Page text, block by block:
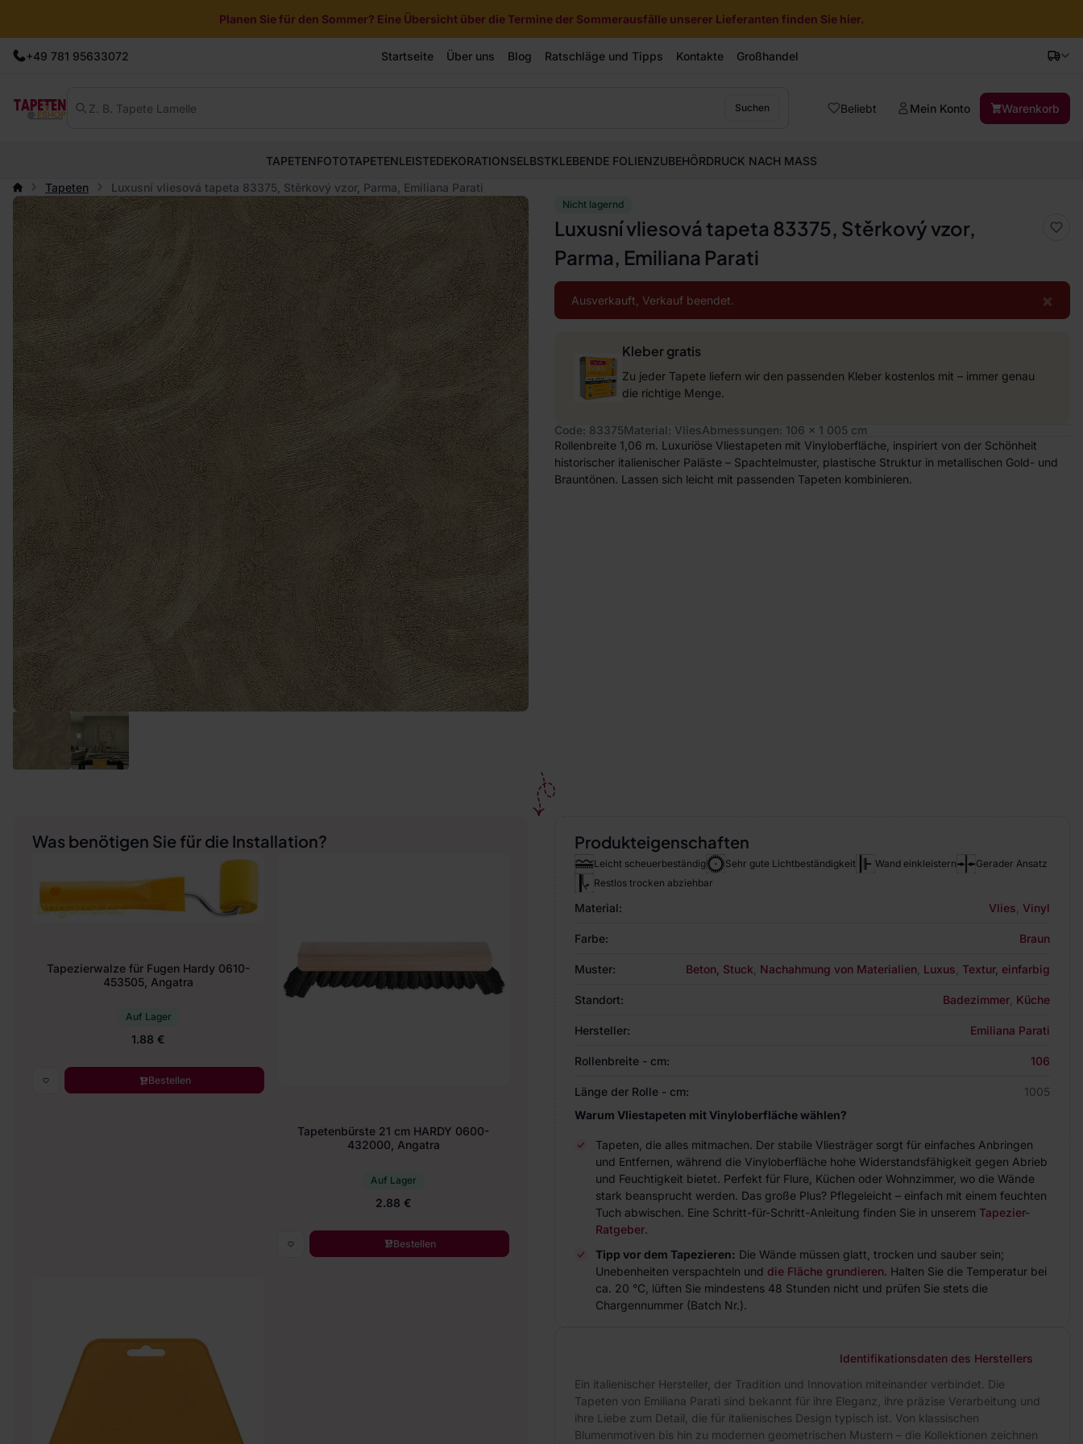
Planen Sie für den Sommer? Eine Übersicht über die Termine der Sommerausfälle unserer Lieferanten finden Sie hier.
+49 781 95633072 Startseite Über uns Blog Ratschläge und Tipps Kontakte Großhandel
Suchen Beliebt Mein Konto Warenkorb
TAPETENFOTOTAPETENLEISTEDEKORATIONSELBSTKLEBENDE FOLIENZUBEHÖRDRUCK NACH MASS
Tapeten
Luxusní vliesová tapeta 83375, Stěrkový vzor, Parma, Emiliana Parati
Nicht lagernd
Luxusní vliesová tapeta 83375, Stěrkový vzor,
Parma, Emiliana Parati
×
Ausverkauft, Verkauf beendet.
Kleber gratis
Zu jeder Tapete liefern wir den passenden Kleber kostenlos mit – immer genau
die richtige Menge.
Code: 83375Material: VliesAbmessungen: 106 x 1 005 cm
Rollenbreite 1,06 m. Luxuriöse Vliestapeten mit Vinyloberfläche, inspiriert von der Schönheit
historischer italienischer Paläste – Spachtelmuster, plastische Struktur in metallischen Gold- und
Brauntönen. Lassen sich leicht mit passenden Tapeten kombinieren.
Produkteigenschaften
Leicht scheuerbeständig Sehr gute Lichtbeständigkeit Wand einkleistern
Gerader Ansatz
Restlos trocken abziehbar
Material: Vlies Vinyl
Farbe: Braun
Muster: Beton, Stuck Nachahmung von Materialien Luxus Textur, einfarbig
Standort: Badezimmer Küche
Hersteller: Emiliana Parati
Rollenbreite - cm: 106
Länge der Rolle - cm:
1005
Warum Vliestapeten mit Vinyloberfläche wählen?
Tapeten, die alles mitmachen. Der stabile Vliesträger sorgt für einfaches Anbringen
und Entfernen, während die Vinyloberfläche hohe Widerstandsfähigkeit gegen Abrieb
und Feuchtigkeit bietet. Perfekt für Flure, Küchen oder Wohnzimmer, wo die Wände
stark beansprucht werden. Das große Plus? Pflegeleicht – einfach mit einem feuchten
Tuch abwischen. Eine Schritt-für-Schritt-Anleitung finden Sie in unserem Tapezier-
Ratgeber.
Tipp vor dem Tapezieren: Die Wände müssen glatt, trocken und sauber sein;
Unebenheiten verspachteln und die Fläche grundieren. Halten Sie die Temperatur bei
ca. 20 °C, lüften Sie mindestens 48 Stunden nicht und prüfen Sie stets die
Chargennummer (Batch Nr.).
Identifikationsdaten des Herstellers
Ein italienischer Hersteller, der Tradition und Innovation miteinander verbindet. Die
Tapeten von Emiliana Parati sind bekannt für ihre Eleganz, ihre präzise Verarbeitung und
ihre Liebe zum Detail, die für italienisches Design typisch ist. Von klassischen
Blumenmotiven bis hin zu modernen geometrischen Mustern – die Kollektionen zeichnen
Was benötigen Sie für die Installation?
Tapezierwalze für Fugen Hardy 0610-
453505, Angatra
Auf Lager
1.88 €
Bestellen
Tapetenbürste 21 cm HARDY 0600-
432000, Angatra
Auf Lager
2.88 €
Bestellen